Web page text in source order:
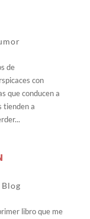
de
con
que conducen a
tienden a
Blog
libro que me